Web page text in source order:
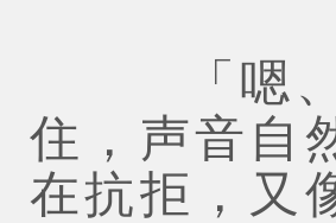
「嗯、
住，声音自
在抗拒，又